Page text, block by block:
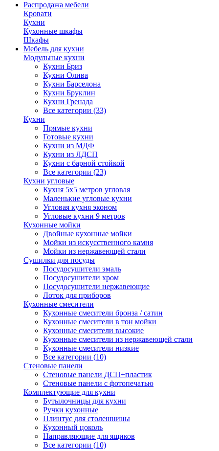
Распродажа мебели
Кровати
Кухни
Кухонные шкафы
Шкафы
Мебель для кухни
Модульные кухни
Кухни Бриз
Кухни Олива
Кухни Барселона
Кухни Бруклин
Кухни Гренада
Все категории (33)
Кухни
Прямые кухни
Готовые кухни
Кухни из МДФ
Кухни из ЛДСП
Кухни с барной стойкой
Все категории (23)
Кухни угловые
Кухня 5х5 метров угловая
Маленькие угловые кухни
Угловая кухня эконом
Угловые кухни 9 метров
Кухонные мойки
Двойные кухонные мойки
Мойки из искусственного камня
Мойки из нержавеющей стали
Сушилки для посуды
Посудосушители эмаль
Посудосушители хром
Посудосушители нержавеющие
Лоток для приборов
Кухонные смесители
Кухонные смесители бронза / сатин
Кухонные смесители в тон мойки
Кухонные смесители высокие
Кухонные смесители из нержавеющей стали
Кухонные смесители низкие
Все категории (10)
Стеновые панели
Стеновые панели ДСП+пластик
Стеновые панели с фотопечатью
Комплектующие для кухни
Бутылочницы для кухни
Ручки кухонные
Плинтус для столешницы
Кухонный цоколь
Направляющие для ящиков
Все категории (10)